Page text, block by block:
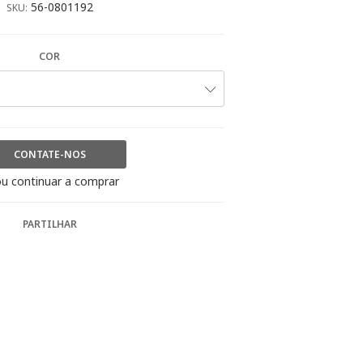
SKU: 56-0801192
COR
CONTATE-NOS
continuar a comprar
PARTILHAR